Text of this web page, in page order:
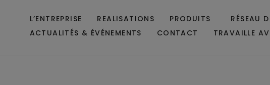
L’ENTREPRISE REALISATIONS PRODUITS
RÉSEAU
ACTUALITÉS & ÉVÉNEMENTS
CONTACT TRAVAILLE